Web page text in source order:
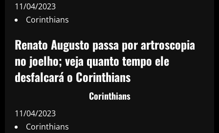
11/04/2023
Corinthians
Renato Augusto passa por artroscopia
no joelho; veja quanto tempo ele
desfalcará o Corinthians
Corinthians
11/04/2023
Corinthians